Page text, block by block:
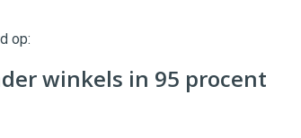
op:
winkels in 95 procent